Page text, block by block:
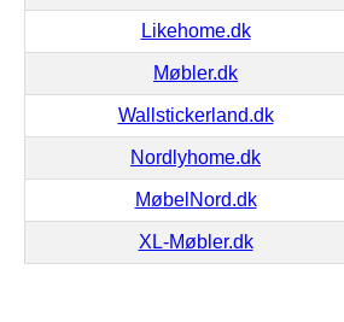
Likehome.dk
Møbler.dk
Wallstickerland.dk
Nordlyhome.dk
MøbelNord.dk
XL-Møbler.dk